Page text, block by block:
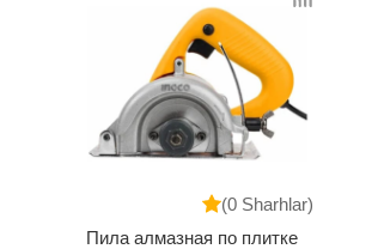
(0 Sharhlar)
Пила алмазная по плитке